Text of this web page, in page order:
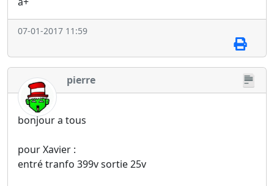
07-01-2017 11:59
pierre
bonjour a tous
pour Xavier :
entré tranfo 399v sortie 25v